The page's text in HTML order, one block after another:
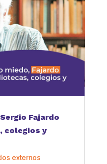
Fajardo
colegios y
externos